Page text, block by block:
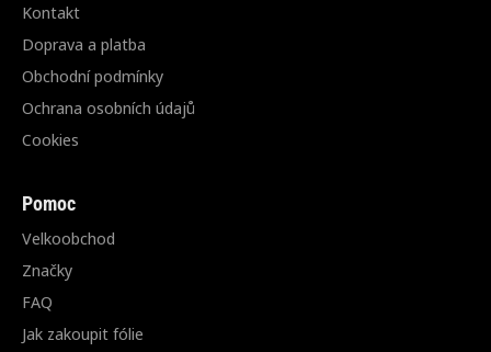
Kontakt
Doprava a platba
Obchodní podmínky
Ochrana osobních údajů
Cookies
Pomoc
Velkoobchod
Značky
FAQ
Jak zakoupit fólie